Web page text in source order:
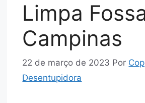
Limpa
Campinas
22 de março de 2023 Por
Desentupidora